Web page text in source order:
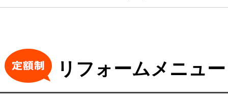
リフォームメニュー